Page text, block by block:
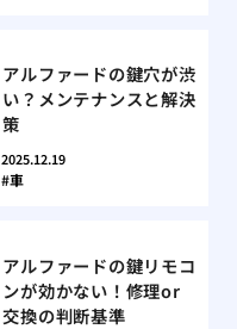
アルファードの鍵穴が渋
い？メンテナンスと解決
策
2025.12.19
車
アルファードの鍵リモコ
ンが効かない！修理or
交換の判断基準